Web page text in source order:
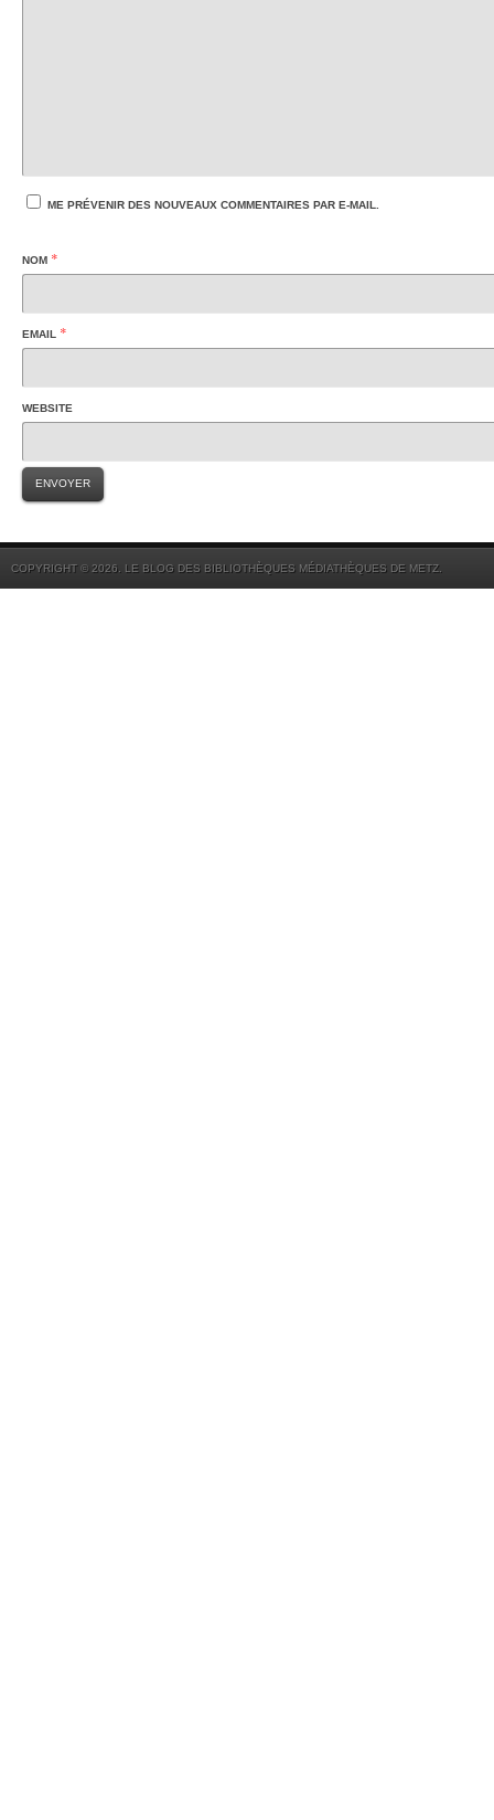
ME PRÉVENIR DES NOUVEAUX COMMENTAIRES PAR E-MAIL.
NOM *
EMAIL *
WEBSITE
COPYRIGHT © 2026. LE BLOG DES BIBLIOTHÈQUES MÉDIATHÈQUES DE METZ.